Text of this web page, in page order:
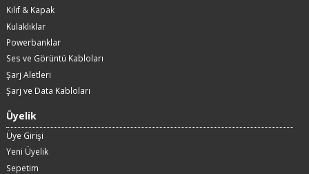
Kılıf & Kapak
Kulaklıklar
Powerbanklar
Ses ve Görüntü Kabloları
Şarj Aletleri
Şarj ve Data Kabloları
Üyelik
Üye Girişi
Yeni Üyelik
Sepetim